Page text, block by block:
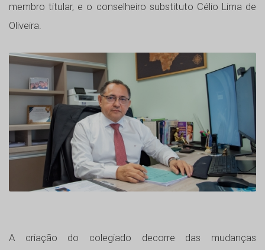
membro titular, e o conselheiro substituto Célio Lima de
Oliveira.
A criação do colegiado decorre das mudanças